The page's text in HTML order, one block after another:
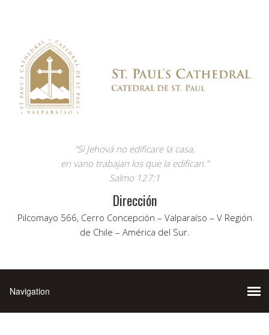
"Si Jehová no edificare la casa,
en vano trabajan los que la edifican."
Salmo 127:1
Dirección
Pilcomayo 566, Cerro Concepción – Valparaíso – V Región
de Chile – América del Sur.